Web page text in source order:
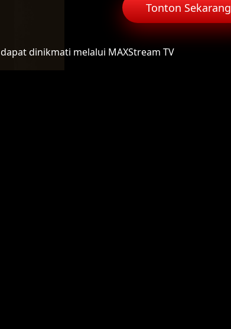
Tonton Sekarang
dapat dinikmati melalui MAXStream TV